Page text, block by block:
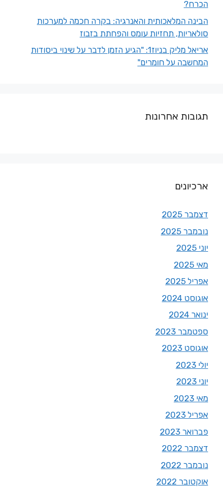
הכרח?
הבינה המלאכותית והאנרגיה: בקרה חכמה למערכות
סולאריות, תחזיות עומס והפחתת בזבוז
אריאל מליק בניוז1: "הגיע הזמן לדבר על שינוי ביסודות
המחשבה על חומרים"
תגובות אחרונות
ארכיונים
דצמבר 2025
נובמבר 2025
יוני 2025
מאי 2025
אפריל 2025
אוגוסט 2024
ינואר 2024
ספטמבר 2023
אוגוסט 2023
יולי 2023
יוני 2023
מאי 2023
אפריל 2023
פברואר 2023
דצמבר 2022
נובמבר 2022
אוקטובר 2022